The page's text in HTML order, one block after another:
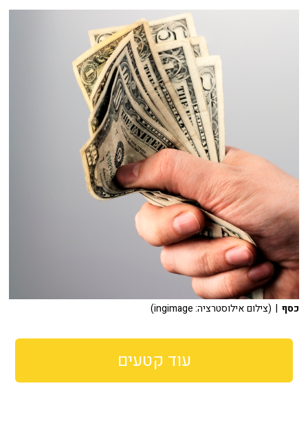
כסף | (צילום אילוסטרציה: ingimage)
עוד קטעים